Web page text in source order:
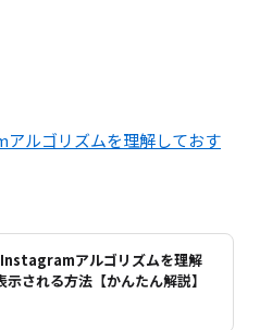
アルゴリズムを理解しておす
Instagramアルゴリズムを理解
示される方法【かんたん解説】